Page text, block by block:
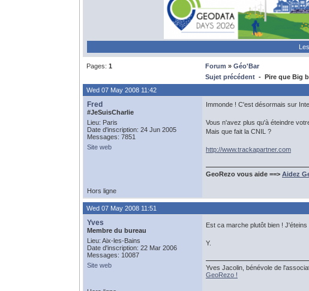
Les
Pages: 1 Forum » Géo'Bar
Sujet précédent - Pire que Big
Wed 07 May 2008 11:42
Fred
#JeSuisCharlie
Lieu: Paris
Date d'inscription: 24 Jun 2005
Messages: 7851
Site web
Immonde ! C'est désormais sur
Vous n'avez plus qu'à éteindre
Mais que fait la CNIL ?
http://www.trackapartner.com
GeoRezo vous aide ==> Aidez
Hors ligne
Wed 07 May 2008 11:51
Yves
Membre du bureau
Lieu: Aix-les-Bains
Date d'inscription: 22 Mar 2006
Messages: 10087
Site web
Est ca marche plutôt bien !
Y.
Yves Jacolin, bénévole de
GeoRezo !